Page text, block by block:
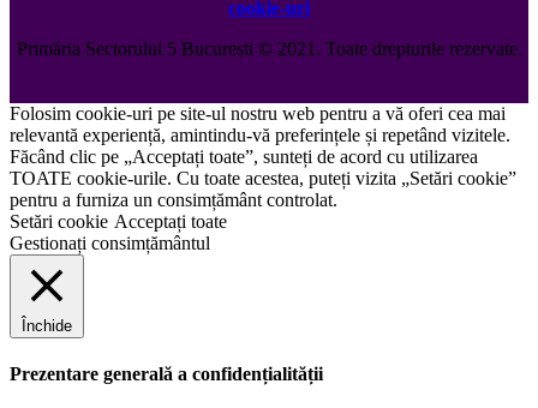
cookie-uri
Primăria Sectorului 5 București ©️2021. Toate drepturile rezervate.
Folosim cookie-uri pe site-ul nostru web pentru a vă oferi cea mai
relevantă experiență, amintindu-vă preferințele și repetând vizitele.
Făcând clic pe „Acceptați toate”, sunteți de acord cu utilizarea
TOATE cookie-urile. Cu toate acestea, puteți vizita „Setări cookie”
pentru a furniza un consimțământ controlat.
Setări cookie Acceptați toate
Gestionați consimțământul
Închide
Prezentare generală a confidențialității